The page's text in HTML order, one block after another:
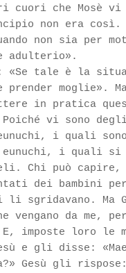
cuori che Mosè vi
non era così.
non sia per
adulterio».
tale è la
prender moglie».
in pratica
vi sono
i quali
i quali si
Chi può capire,
dei bambini
li sgridavano. Ma
vengano da me,
imposte loro le
e gli disse:
Gesù gli